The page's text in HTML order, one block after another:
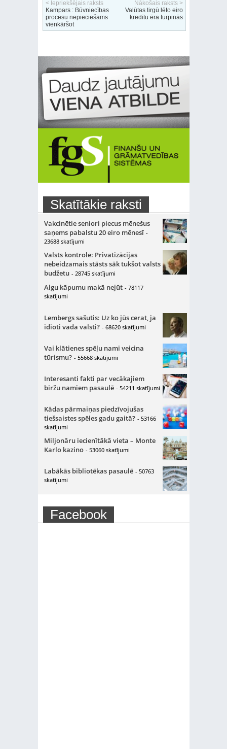
< Iepriekšējais raksts
Kampars : Būvniecības
procesu nepieciešams
vienkāršot
Nākošais raksts >
Valūtas tirgū lēto eiro
kredītu ēra turpinās
Skatītākie raksti
Vakcinētie seniori piecus mēnešus
saņems pabalstu 20 eiro mēnesī -
23688 skatījumi
Valsts kontrole: Privatizācijas
nebeidzamais stāsts sāk tukšot valsts
budžetu - 28745 skatījumi
Algu kāpumu makā nejūt - 78117
skatījumi
Lembergs sašutis: Uz ko jūs cerat, ja
idioti vada valsti? - 68620 skatījumi
Vai klātienes spēļu nami veicina
tūrismu? - 55668 skatījumi
Interesanti fakti par vecākajiem
biržu namiem pasaulē - 54211 skatījumi
Kādas pārmaiņas piedzīvojušas
tiešsaistes spēles gadu gaitā? - 53166
skatījumi
Miljonāru iecienītākā vieta – Monte
Karlo kazino - 53060 skatījumi
Labākās bibliotēkas pasaulē - 50763
skatījumi
Facebook